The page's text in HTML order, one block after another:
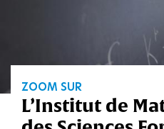
de
Paris
ZOOM SUR
L’Institut de